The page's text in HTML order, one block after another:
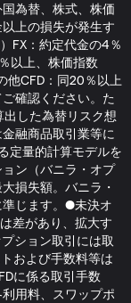
為替、株式、株価
上の損失が発生す
FX：約定代金の4％
以上、株価指数
他CFD：同20％以上
確認ください。た
した為替リスク想
融商品取引業等に
定量的計算モデルを
ン（バニラ・オプ
損失額。バニラ・
じます。●未決オ
差があり、拡大す
ション取引には取
および手数料等は
に係る取引手数
用料、スワップポ